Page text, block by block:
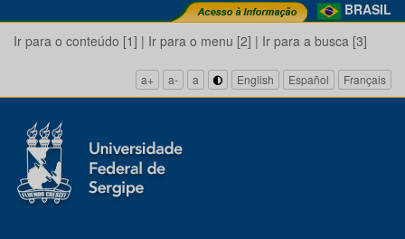
BRASIL
Ir para o conteúdo [1] | Ir para o menu [2] | Ir para a busca [3]
a+ a- a English Español Français